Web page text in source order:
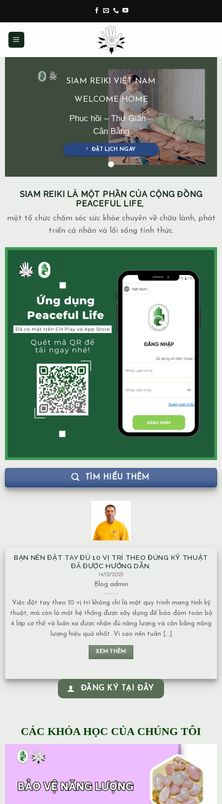
content
SIAM REIKI VIỆT NAM
WELCOME HOME
Phục hồi – Thư Giãn –
Cân Bằng
ĐẶT LỊCH NGAY
SIAM REIKI LÀ MỘT PHẦN CỦA CỘNG ĐỒNG
PEACEFUL LIFE,
một tổ chức chăm sóc sức khỏe chuyên về chữa lành, phát
triển cá nhân và lối sống tỉnh thức.
TÌM HIỂU THÊM
BẠN NÊN ĐẶT TAY ĐỦ 10 VỊ TRÍ THEO ĐÚNG KỸ THUẬT
ĐÃ ĐƯỢC HƯỚNG DẪN.
14/12/2025
Blog admin
Việc đặt tay theo 10 vị trí không chỉ là một quy trình mang tính kỹ
thuật, mà còn là một hệ thống được xây dựng để bảo đảm toàn bộ
4 lớp cơ thể và luân xa được nhận đủ năng lượng và cân bằng năng
lượng hiệu quả nhất. Vì sao nên tuân [...]
XEM THÊM
ĐĂNG KÝ TẠI ĐÂY
CÁC KHÓA HỌC CỦA CHÚNG TÔI